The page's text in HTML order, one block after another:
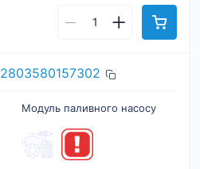
2803580157302
Модуль паливного насосу